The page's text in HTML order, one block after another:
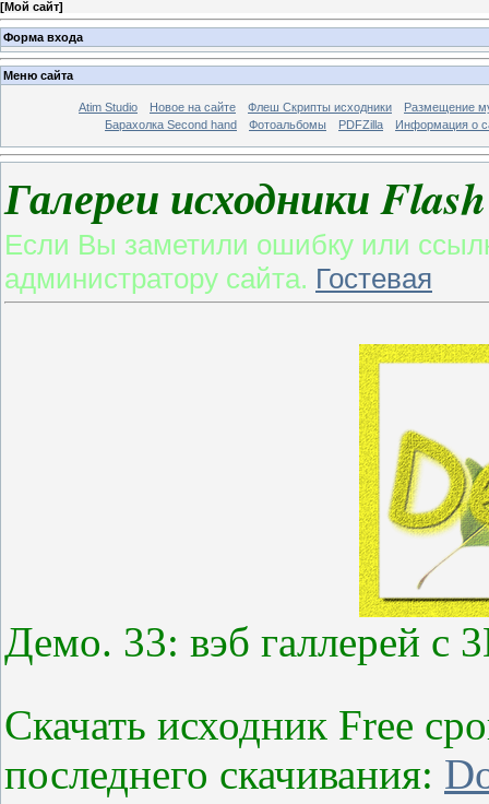
[Мой сайт]
Форма входа
Меню сайта
Atim Studio Новое на сайте Флеш Скрипты исходники
Размещение
Барахолка Second hand
Фотоальбомы PDFZilla Информация о
Галереи исходники
Если Вы заметили ошибку или
администратору сайта. Гостевая
Демо. 33: вэб галлерей с
Скачать исходник Free
последнего скачивания: